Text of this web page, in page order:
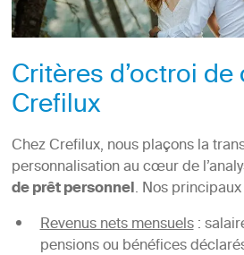
Critères d’octroi
Crefilux
Chez Crefilux, nous plaçons la
personnalisation au cœur de
de prêt personnel. Nos
Revenus nets mensuels:
pensions ou bénéfices